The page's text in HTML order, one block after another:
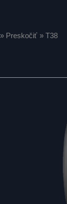
Preskočiť T38